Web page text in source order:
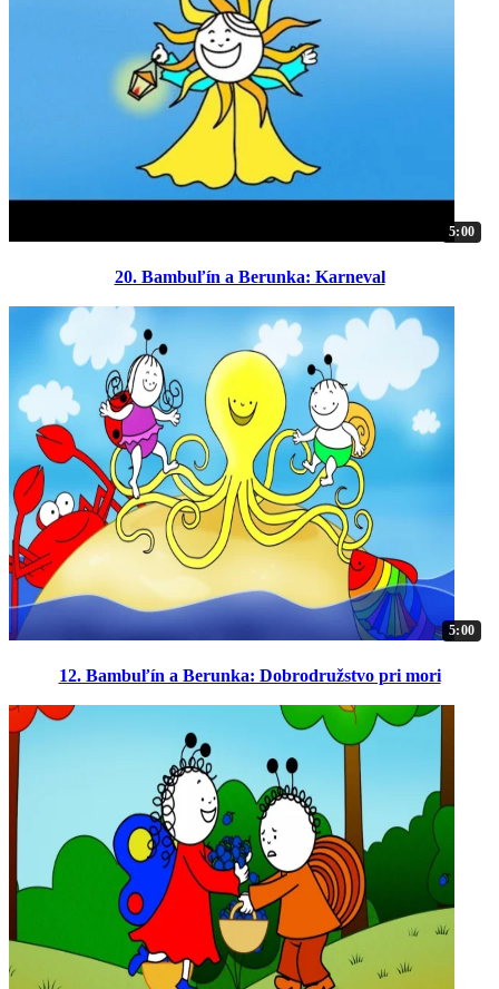
5:00
20. Bambuľín a Berunka: Karneval
5:00
12. Bambuľín a Berunka: Dobrodružstvo pri mori